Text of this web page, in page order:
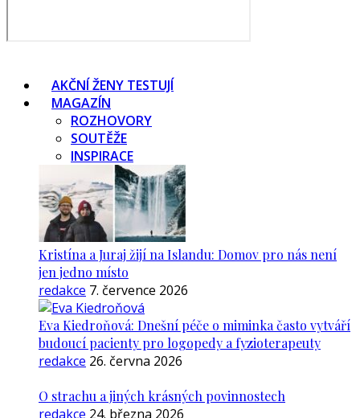
AKČNÍ ŽENY TESTUJÍ
MAGAZÍN
ROZHOVORY
SOUTĚŽE
INSPIRACE
Kristína a Juraj žijí na Islandu: Domov pro nás není
jen jedno místo
redakce 7. července 2026
Eva Kiedroňová: Dnešní péče o miminka často vytváří
budoucí pacienty pro logopedy a fyzioterapeuty
redakce 26. června 2026
O strachu a jiných krásných povinnostech
redakce 24. března 2026